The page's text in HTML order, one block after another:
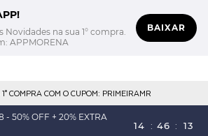
Novidades na sua 1° compra.
APPMORENA
BAIXAR
COMPRA COM O CUPOM: PRIMEIRAMR
50% OFF + 20% EXTRA
14 : 46 : 13